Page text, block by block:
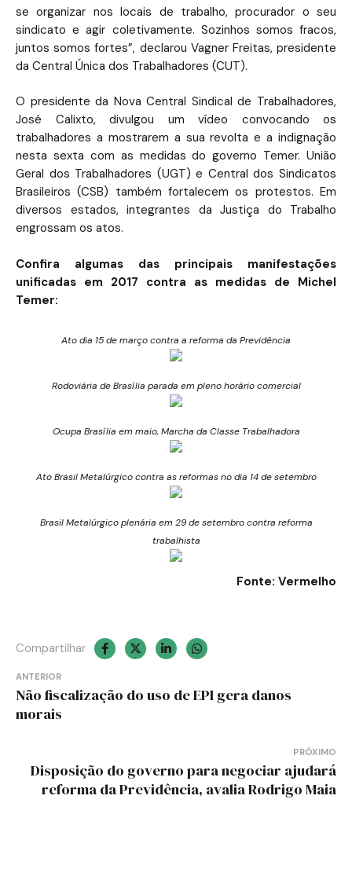
se organizar nos locais de trabalho, procurador o seu
sindicato e agir coletivamente. Sozinhos somos fracos,
juntos somos fortes”, declarou Vagner Freitas, presidente
da Central Única dos Trabalhadores (CUT).
O presidente da Nova Central Sindical de Trabalhadores,
José Calixto, divulgou um vídeo convocando os
trabalhadores a mostrarem a sua revolta e a indignação
nesta sexta com as medidas do governo Temer. União
Geral dos Trabalhadores (UGT) e Central dos Sindicatos
Brasileiros (CSB) também fortalecem os protestos. Em
diversos estados, integrantes da Justiça do Trabalho
engrossam os atos.
Confira algumas das principais manifestações
unificadas em 2017 contra as medidas de Michel
Temer:
Ato dia 15 de março contra a reforma da Previdência
Rodoviária de Brasília parada em pleno horário comercial
Ocupa Brasília em maio, Marcha da Classe Trabalhadora
Ato Brasil Metalúrgico contra as reformas no dia 14 de setembro
Brasil Metalúrgico plenária em 29 de setembro contra reforma
trabalhista
Fonte: Vermelho
Compartilhar
Navegação
de
ANTERIOR
Não fiscalização do uso de EPI gera danos
morais
PRÓXIMO
Disposição do governo para negociar ajudará
reforma da Previdência, avalia Rodrigo Maia